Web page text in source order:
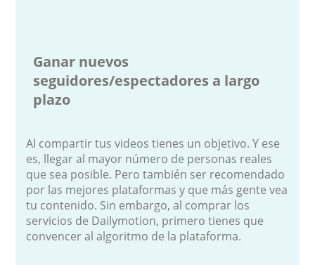
Ganar nuevos
seguidores/espectadores a largo
plazo
Al compartir tus videos tienes un objetivo. Y ese
es, llegar al mayor número de personas reales
que sea posible. Pero también ser recomendado
por las mejores plataformas y que más gente vea
tu contenido. Sin embargo, al comprar los
servicios de Dailymotion, primero tienes que
convencer al algoritmo de la plataforma.